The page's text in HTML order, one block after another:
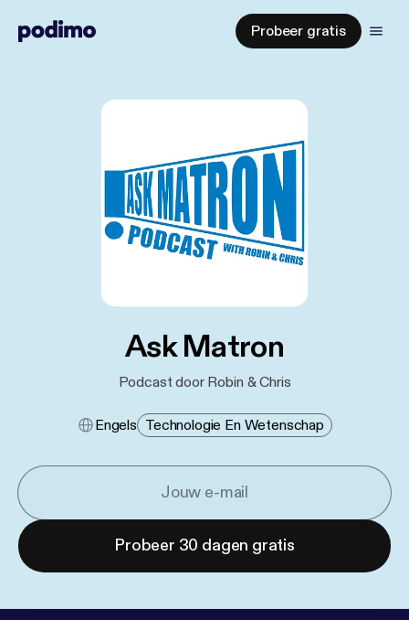
Probeer gratis
Ask Matron
Podcast door Robin & Chris
Engels Technologie En Wetenschap
Probeer 30 dagen gratis